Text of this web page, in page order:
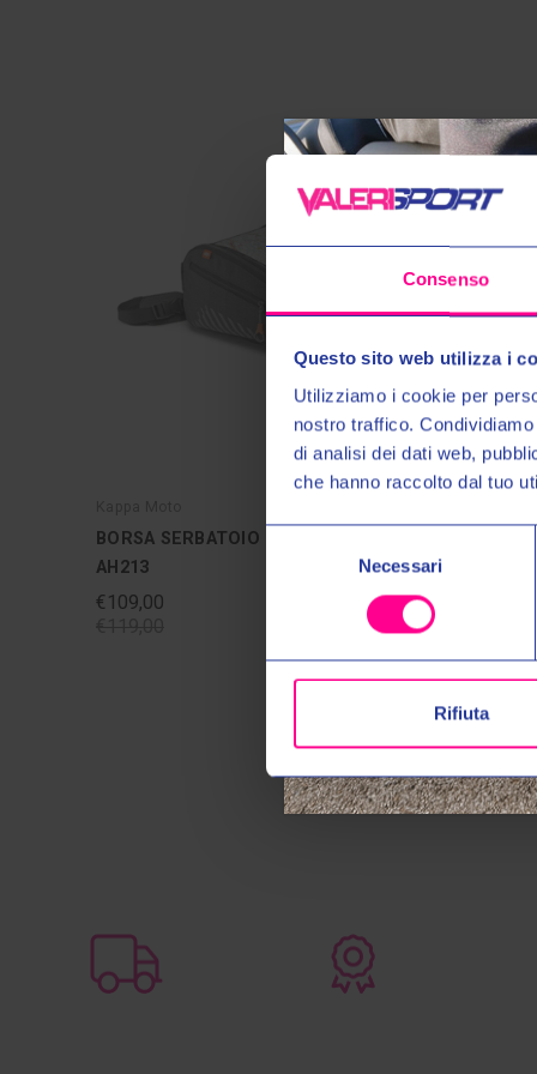
Consenso
Questo sito web utilizza i
Utilizziamo i cookie per
nostro traffico.
di analisi dei dati web,
che hanno raccolto dal tuo
Necessari
Rifiuta
BORSA SERBATOIO TANKLOCK
AH213
€109,00